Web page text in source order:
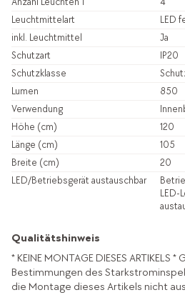
Leuchtmittelart
LED
inkl. Leuchtmittel
Ja
Schutzart
IP20
Schutzklasse
Lumen
850
Verwendung
Höhe (cm)
120
Länge (cm)
105
Breite (cm)
20
LED/Betriebsgerät austauschbar
LED-
Qualitätshinweis
* KEINE MONTAGE DIESES
Bestimmungen des
die Montage dieses Artikels nicht